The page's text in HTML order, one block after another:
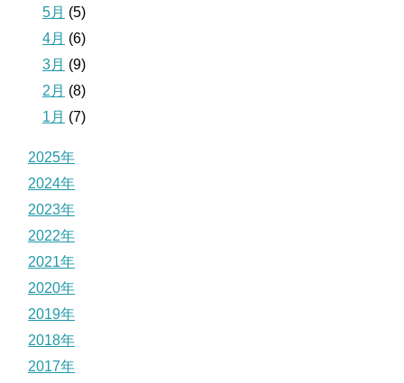
5月 (5)
4月 (6)
3月 (9)
2月 (8)
1月 (7)
2025年
2024年
2023年
2022年
2021年
2020年
2019年
2018年
2017年